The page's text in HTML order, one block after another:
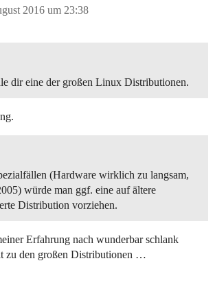
2016 um 23:38
dir eine der großen Linux Distributionen.
(Hardware wirklich zu langsam,
würde man ggf. eine auf ältere
Distribution vorziehen.
Erfahrung nach wunderbar schlank
zu den großen Distributionen …